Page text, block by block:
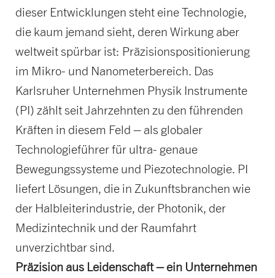
dieser Entwicklungen steht eine Technologie,
die kaum jemand sieht, deren Wirkung aber
weltweit spürbar ist: Präzisionspositionierung
im Mikro- und Nanometerbereich. Das
Karlsruher Unternehmen Physik Instrumente
(PI) zählt seit Jahrzehnten zu den führenden
Kräften in diesem Feld – als globaler
Technologieführer für ultra- genaue
Bewegungssysteme und Piezotechnologie. PI
liefert Lösungen, die in Zukunftsbranchen wie
der Halbleiterindustrie, der Photonik, der
Medizintechnik und der Raumfahrt
unverzichtbar sind.
Präzision aus Leidenschaft – ein Unternehmen